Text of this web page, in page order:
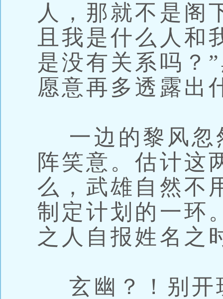
人，那就不是阁
且我是什么人和
是没有关系吗？
愿意再多透露出
一边的黎风忽
阵笑意。估计这
么，武雄自然不
制定计划的一环
之人自报姓名之
玄幽？！别开